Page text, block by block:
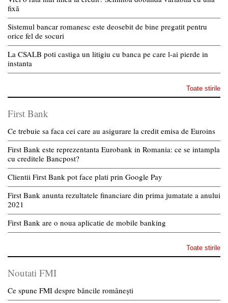
fixă
Sistemul bancar romanesc este deosebit de bine pregatit pentru
orice fel de socuri
La CSALB poti castiga un litigiu cu banca pe care l-ai pierde in
instanta
Toate stirile
First Bank
Ce trebuie sa faca cei care au asigurare la credit emisa de Euroins
First Bank este reprezentanta Eurobank in Romania: ce se intampla
cu creditele Bancpost?
Clientii First Bank pot face plati prin Google Pay
First Bank anunta rezultatele financiare din prima jumatate a anului
2021
First Bank are o noua aplicatie de mobile banking
Toate stirile
Noutati FMI
Ce spune FMI despre băncile românești